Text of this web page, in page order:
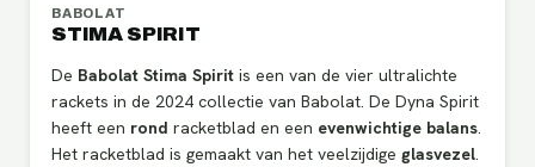
BABOLAT
STIMA SPIRIT
De Babolat Stima Spirit is een van de vier ultralichte
rackets in de 2024 collectie van Babolat. De Dyna Spirit
heeft een rond racketblad en een evenwichtige balans
Het racketblad is gemaakt van het veelzijdige glasvezel